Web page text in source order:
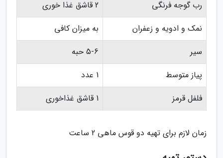
رب گوجه فرنگی
2 قاشق غذا خوری
نمک و ادویه و زعفران
به میزان کافی
سیر
5-6 حبه
پیاز متوسط
1 عدد
فلفل قرمز
1 قاشق غذاخوری
زمان لازم برای تهیه دو قوس ماهی 2 ساعت